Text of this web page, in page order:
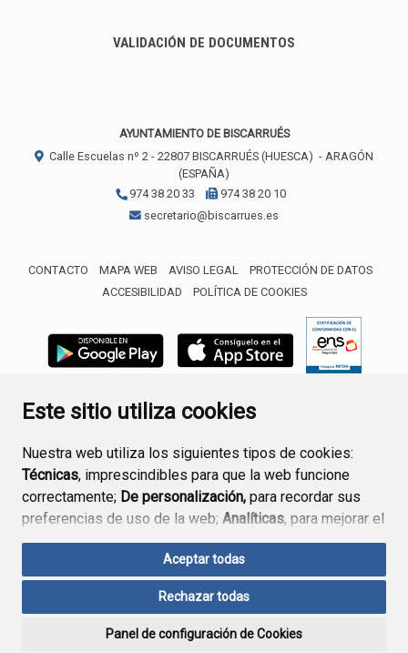
Este sitio utiliza cookies
Nuestra web utiliza los siguientes tipos de cookies:
Técnicas, imprescindibles para que la web funcione
correctamente; De personalización, para recordar sus
preferencias de uso de la web; Analíticas, para mejorar el
funcionamiento de la web y sus servicios.
Si acepta pulsando el botón“Aceptar todas”
consideramos que acepta su uso. Si pulsa el botón
ninguna acción, se guardarán las cookies técnicas
Aceptar todas
Rechazar todas
Panel de configuración de Cookies
VALIDACIÓN DE DOCUMENTOS
AYUNTAMIENTO DE BISCARRUÉS
Calle Escuelas nº 2 - 22807 BISCARRUÉS (HUESCA) - ARAGÓN
(ESPAÑA)
974 38 20 33
974 38 20 10
secretario@biscarrues.es
CONTACTO MAPA WEB AVISO LEGAL
PROTECCIÓN DE DATOS
ACCESIBILIDAD
POLÍTICA DE COOKIES